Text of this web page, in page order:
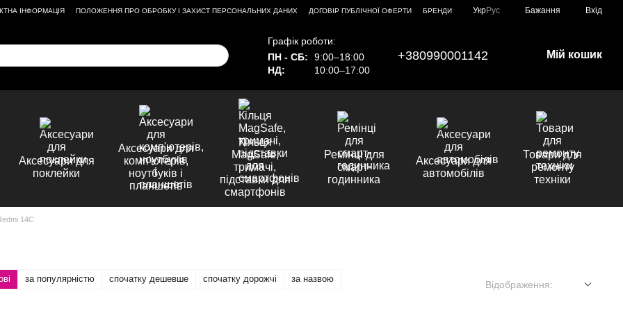
ІНФОРМАЦІЯ ПОЛОЖЕННЯ ПРО ОБРОБКУ І ЗАХИСТ ПЕРСОНАЛЬНИХ ДАНИХ ДОГОВІР ПУБЛІЧНОЇ ОФЕРТИ
БРЕНДИ
УкрРус Бажання Вхід
Графік роботи:
ПН - СБ:
9:00–18:00
НД:
10:00–17:00
+380990001142 Мій кошик
Аксесуари для
поклейки
Аксесуари для
комп'ютерів,
ноутбуків і
планшетів
Кільця
MagSafe,
тримачі,
підставки для
смартфонів
Ремінці для
смарт-
годинника
Аксесуари для
автомобілів
Товари для
ремонту
техніки
14C
за популярністю спочатку дешевше спочатку дорожчі за назвою
Відображення: